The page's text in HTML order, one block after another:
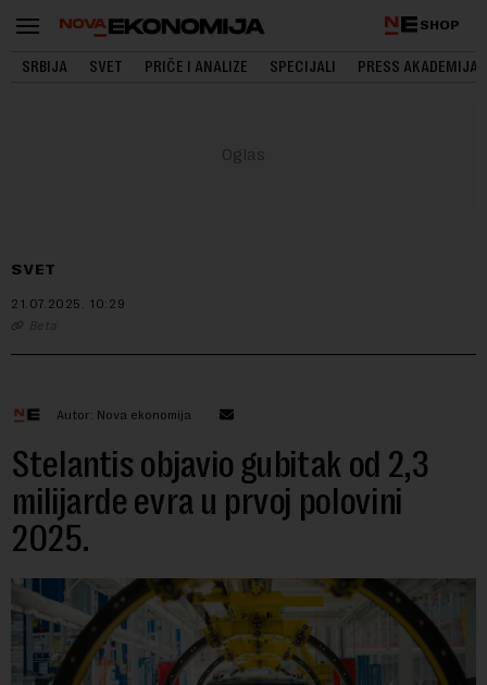
SHOP
SRBIJA SVET PRIČE I ANALIZE SPECIJALI PRESS AKADEMIJA
SVET
21.07.2025. 10:29
Beta
Autor: Nova ekonomija
Stelantis objavio gubitak od 2,3
milijarde evra u prvoj polovini
2025.